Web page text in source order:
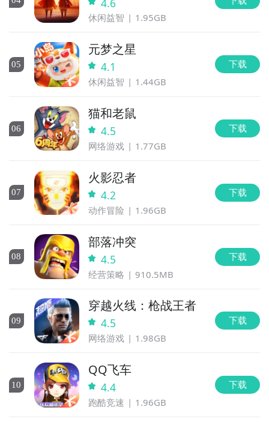
休闲益智 1.95GB
05
元梦之星
4.1
休闲益智 1.44GB
下载
06
猫和老鼠
4.5
网络游戏 1.77GB
下载
07
火影忍者
4.2
动作冒险 1.96GB
下载
08
部落冲突
4.5
经营策略 910.5MB
下载
09
穿越火线：枪战王者
4.5
网络游戏 1.98GB
下载
10
QQ飞车
4.4
跑酷竞速 1.96GB
下载